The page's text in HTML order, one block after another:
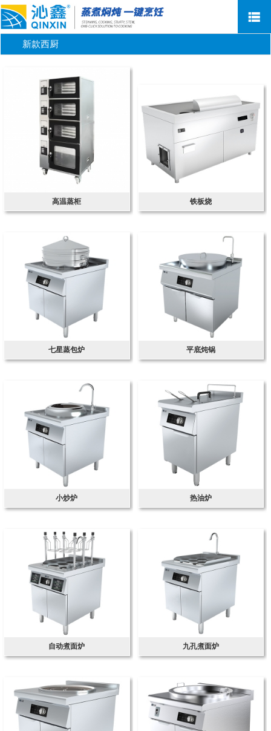
关于沁鑫
产品中心
新款西厨
高温蒸柜 铁板烧
七星蒸包炉 平底炖锅
小炒炉 热油炉
自动煮面炉 九孔煮面炉